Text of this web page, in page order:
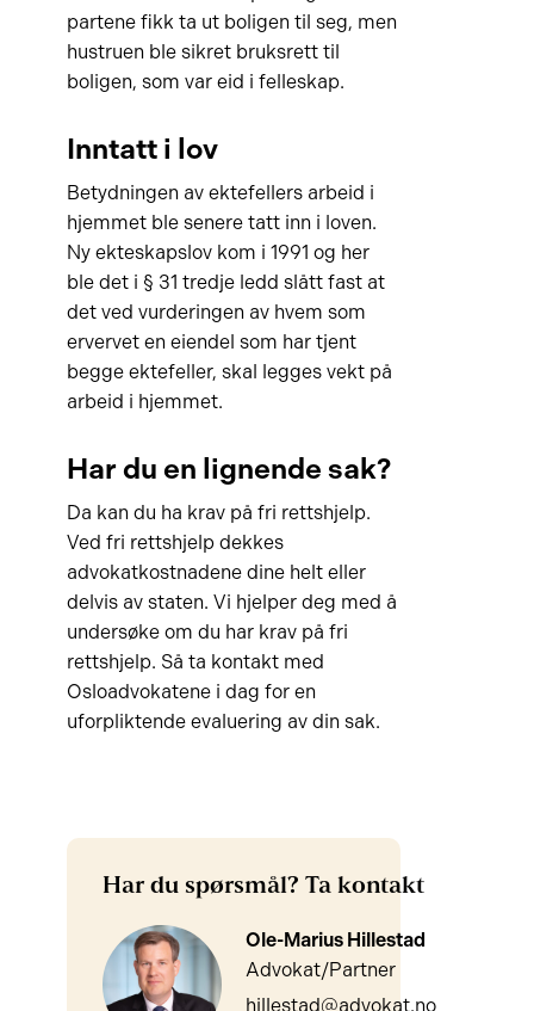
partene fikk ta ut boligen til seg, men
hustruen ble sikret bruksrett til
boligen, som var eid i felleskap.
Inntatt i lov
Betydningen av ektefellers arbeid i
hjemmet ble senere tatt inn i loven.
Ny ekteskapslov kom i 1991 og her
ble det i § 31 tredje ledd slått fast at
det ved vurderingen av hvem som
ervervet en eiendel som har tjent
begge ektefeller, skal legges vekt på
arbeid i hjemmet.
Har du en lignende sak?
Da kan du ha krav på fri rettshjelp.
Ved fri rettshjelp dekkes
advokatkostnadene dine helt eller
delvis av staten. Vi hjelper deg med å
undersøke om du har krav på fri
rettshjelp. Så ta kontakt med
Osloadvokatene i dag for en
uforpliktende evaluering av din sak.
Har du spørsmål? Ta kontakt
Ole-Marius Hillestad
Advokat/Partner
hillestad@advokat.no